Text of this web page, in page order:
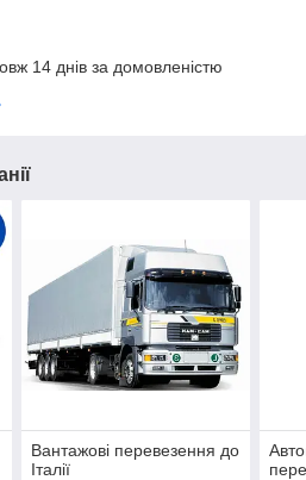
14 днів за домовленістю
Вантажові перевезення до
Італії